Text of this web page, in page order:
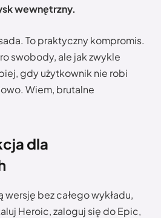
wewnętrzny.
To praktyczny kompromis.
swobody, ale jak zwykle
gdy użytkownik nie robi
Wiem, brutalne
dla
wersję bez całego wykładu,
Heroic, zaloguj się do Epic,